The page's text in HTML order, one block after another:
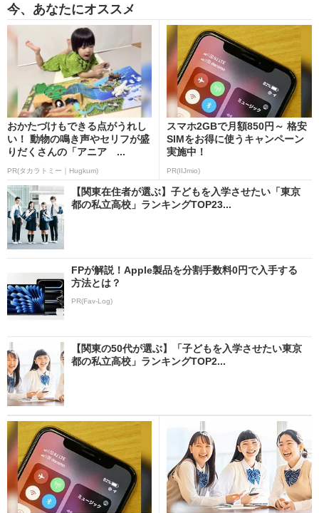
今、あなたにオススメ
おかたづけもできる点がうれし
い！ 動物の鳴き声やセリフが盛
りだくさんの「アニア ...
PR(タカラトミー｜Hugkum)
スマホ2GBで月額850円～ 格安
SIMをお得に使うキャンペーン
実施中！
PR(IIJmio)
【関東在住者が選ぶ】子どもを入学させたい「東京
都の私立高校」ランキングTOP23...
FPが解説！Apple製品を分割手数料0円で入手する
方法とは？
PR(Fav-Log)
【関東の50代が選ぶ】「子どもを入学させたい東京
都の私立高校」ランキングTOP2...